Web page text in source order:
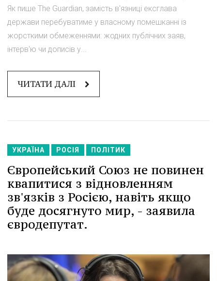
Як пише The Guardian, замість в'язниці ексглава
держави перебуватиме у власному помешканні із
жорсткими обмеженнями: жодних публічних заяв,
інтерв'ю чи дописів у...
ЧИТАТИ ДАЛІ
УКРАЇНА РОСІЯ ПОЛІТИК
Європейський Союз не повинен
квапитися з відновленням
зв'язків з Росією, навіть якщо
буде досягнуто мир, - заявила
євродепутат.